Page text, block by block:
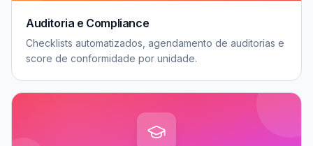
Auditoria e Compliance
Checklists automatizados, agendamento de auditorias e
score de conformidade por unidade.